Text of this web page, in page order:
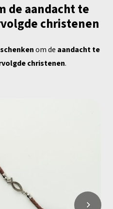
de aandacht te
christenen
om de aandacht te
christenen.